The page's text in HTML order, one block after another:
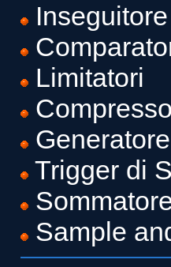
Limitatori
Trigger di
Sample